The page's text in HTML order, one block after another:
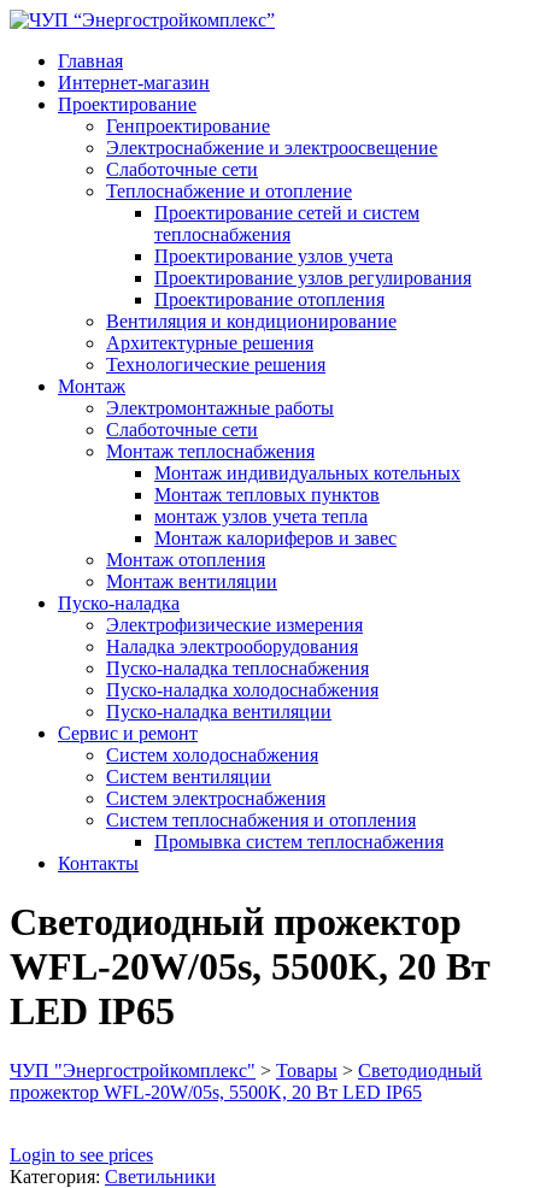
Главная
Интернет-магазин
Проектирование
Генпроектирование
Электроснабжение и электроосвещение
Слаботочные сети
Теплоснабжение и отопление
Проектирование сетей и систем
теплоснабжения
Проектирование узлов учета
Проектирование узлов регулирования
Проектирование отопления
Вентиляция и кондиционирование
Архитектурные решения
Технологические решения
Монтаж
Электромонтажные работы
Слаботочные сети
Монтаж теплоснабжения
Монтаж индивидуальных котельных
Монтаж тепловых пунктов
монтаж узлов учета тепла
Монтаж калориферов и завес
Монтаж отопления
Монтаж вентиляции
Пуско-наладка
Электрофизические измерения
Наладка электрооборудования
Пуско-наладка теплоснабжения
Пуско-наладка холодоснабжения
Пуско-наладка вентиляции
Сервис и ремонт
Систем холодоснабжения
Систем вентиляции
Систем электроснабжения
Систем теплоснабжения и отопления
Промывка систем теплоснабжения
Контакты
Светодиодный прожектор
WFL-20W/05s, 5500K, 20 Вт
LED IP65
ЧУП "Энергостройкомплекс" > Товары > Светодиодный
прожектор WFL-20W/05s, 5500K, 20 Вт LED IP65
Login to see prices
Категория: Светильники